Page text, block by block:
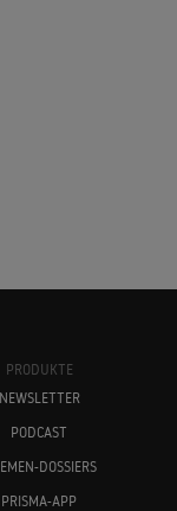
PRODUKTE
NEWSLETTER
PODCAST
DOSSIERS
PRISMA-APP